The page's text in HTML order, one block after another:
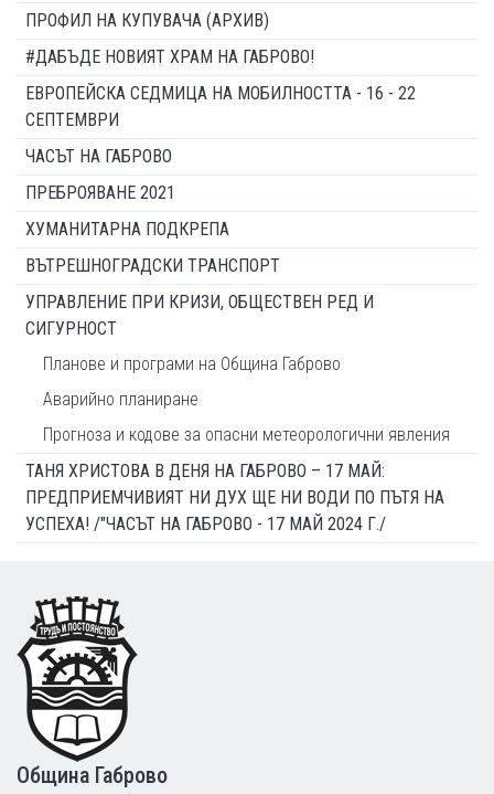
ПРОФИЛ НА КУПУВАЧА (АРХИВ)
#ДАБЪДЕ НОВИЯТ ХРАМ НА ГАБРОВО!
ЕВРОПЕЙСКА СЕДМИЦА НА МОБИЛНОСТТА - 16 - 22
СЕПТЕМВРИ
ЧАСЪТ НА ГАБРОВО
ПРЕБРОЯВАНЕ 2021
ХУМАНИТАРНА ПОДКРЕПА
ВЪТРЕШНОГРАДСКИ ТРАНСПОРТ
УПРАВЛЕНИЕ ПРИ КРИЗИ, ОБЩЕСТВЕН РЕД И
СИГУРНОСТ
Планове и програми на Община Габрово
Аварийно планиране
Прогноза и кодове за опасни метеорологични явления
ТАНЯ ХРИСТОВА В ДЕНЯ НА ГАБРОВО – 17 МАЙ:
ПРЕДПРИЕМЧИВИЯТ НИ ДУХ ЩЕ НИ ВОДИ ПО ПЪТЯ НА
УСПЕХА! /"ЧАСЪТ НА ГАБРОВО - 17 МАЙ 2024 Г./
Footer
Община Габрово